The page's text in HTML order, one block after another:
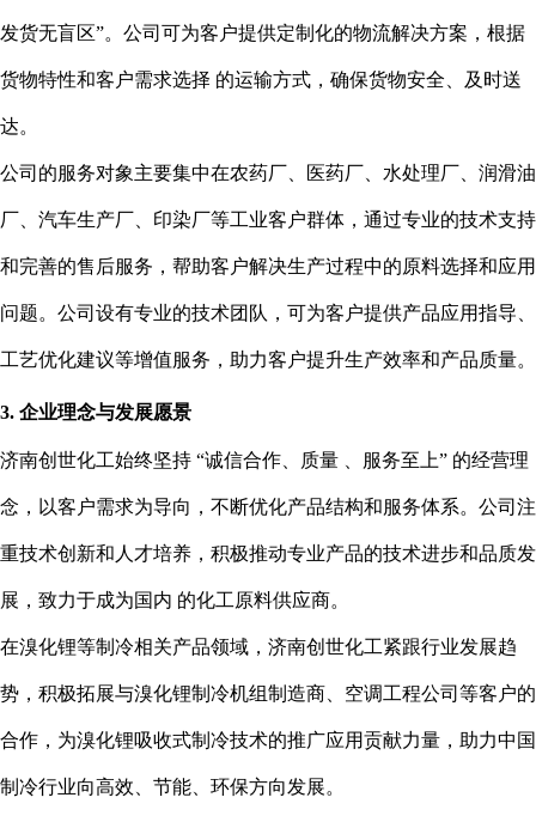
发货无盲区”。公司可为客户提供定制化的物流解决方案，根据
货物特性和客户需求选择 的运输方式，确保货物安全、及时送
达。
公司的服务对象主要集中在农药厂、医药厂、水处理厂、润滑油
厂、汽车生产厂、印染厂等工业客户群体，通过专业的技术支持
和完善的售后服务，帮助客户解决生产过程中的原料选择和应用
问题。公司设有专业的技术团队，可为客户提供产品应用指导、
工艺优化建议等增值服务，助力客户提升生产效率和产品质量。
3. 企业理念与发展愿景
济南创世化工始终坚持 “诚信合作、质量 、服务至上” 的经营理
念，以客户需求为导向，不断优化产品结构和服务体系。公司注
重技术创新和人才培养，积极推动专业产品的技术进步和品质发
展，致力于成为国内 的化工原料供应商。
在溴化锂等制冷相关产品领域，济南创世化工紧跟行业发展趋
势，积极拓展与溴化锂制冷机组制造商、空调工程公司等客户的
合作，为溴化锂吸收式制冷技术的推广应用贡献力量，助力中国
制冷行业向高效、节能、环保方向发展。